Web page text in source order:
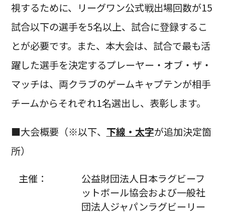
視するために、リーグワン公式戦出場回数が15
試合以下の選手を5名以上、試合に登録するこ
とが必要です。また、本大会は、試合で最も活
躍した選手を決定するプレーヤー・オブ・ザ・
マッチは、両クラブのゲームキャプテンが相手
チームからそれぞれ1名選出し、表彰します。
■大会概要（※以下、 下線・太字が追加決定箇
所）
主催：
公益財団法人日本ラグビーフ
ットボール協会および一般社
団法人ジャパンラグビーリー